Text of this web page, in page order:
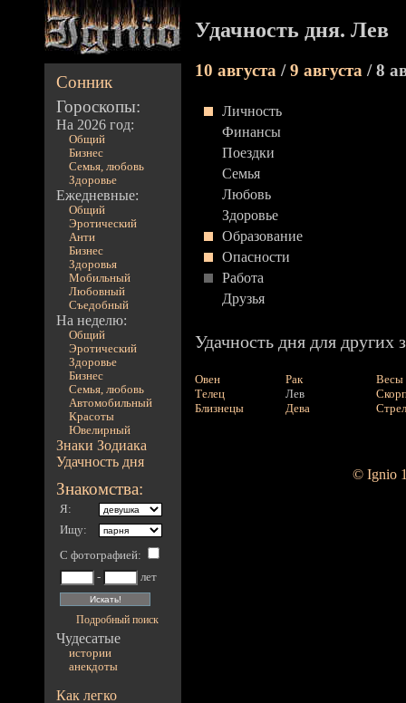
Сонник
Гороскопы:
На 2026 год:
Общий
Бизнес
Семья, любовь
Здоровье
Ежедневные:
Общий
Эротический
Анти
Бизнес
Здоровья
Мобильный
Любовный
Съедобный
На неделю:
Общий
Эротический
Здоровье
Бизнес
Семья, любовь
Автомобильный
Красоты
Ювелирный
Знаки Зодиака
Удачность дня
Знакомства:
Я:
Ищу:
С фотографией:
-
лет
Подробный поиск
Чудесатые
истории
анекдоты
Как легко
Удачность дня. Лев
10 августа /9 августа / 8
Личность
Финансы
Поездки
Семья
Любовь
Здоровье
Образование
Опасности
Работа
Друзья
Удачность дня для других
Овен
Телец
Близнецы
Рак
Лев
Дева
Весы
© Ignio